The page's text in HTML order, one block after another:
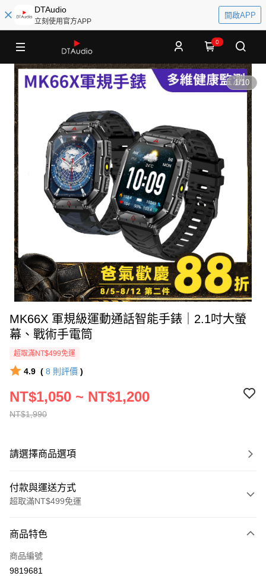
DTAudio
立刻使用官方APP
開啟APP
0
1/10
MK66X 軍規級運動通話智能手錶｜2.1吋大螢
幕、戰術手電筒
超取滿NT$499免運
4.9 ( 8 則評價 )
NT$1,990
NT$1,050 ~ NT$1,200
請選擇商品選項
付款與運送方式
超取滿NT$499免運
信用卡一次付款
超商取貨付款
商品特色
商品編號
9819681